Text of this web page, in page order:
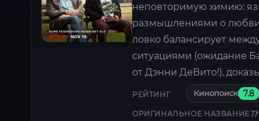
неповторимую химию:
размышлениями о любви,
ловко балансирует
ситуациями (ожидание
от Дэнни ДеВито!),
РЕЙТИНГ Кинопоиск 7.8
ОРИГИНАЛЬНОЕ НАЗВАНИЕ